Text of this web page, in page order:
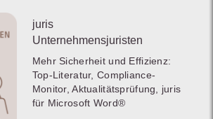
juris
Unternehmensjuristen
Mehr Sicherheit und Effizienz:
Top-Literatur, Compliance-
Monitor, Aktualitätsprüfung, juris
für Microsoft Word®